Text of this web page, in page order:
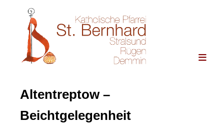
Altentreptow –
Beichtgelegenheit